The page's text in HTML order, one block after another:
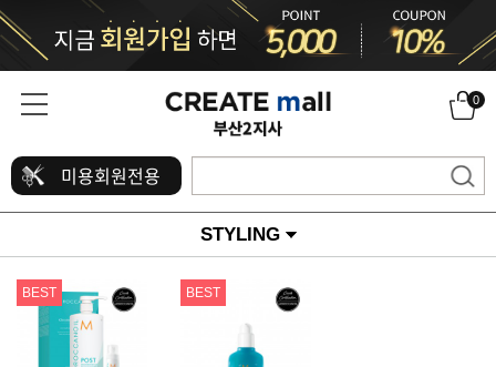
0
미용회원전용
STYLING
BEST BEST